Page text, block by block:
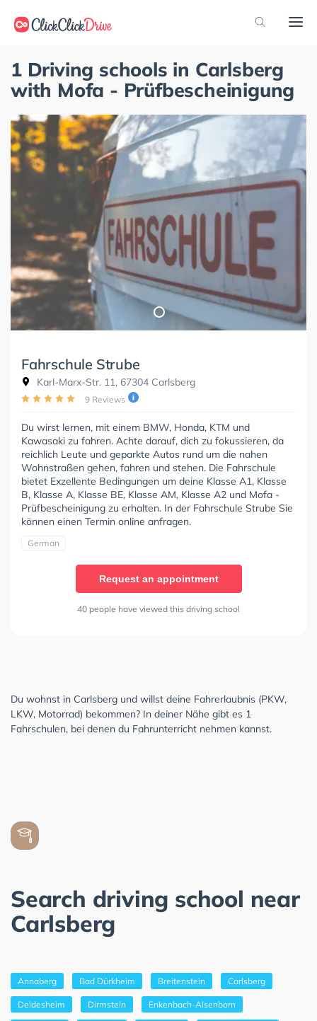
1 Driving schools in Carlsberg
with Mofa - Prüfbescheinigung
Fahrschule Strube
Karl-Marx-Str. 11, 67304 Carlsberg
9 Reviews
Du wirst lernen, mit einem BMW, Honda, KTM und
Kawasaki zu fahren. Achte darauf, dich zu fokussieren, da
reichlich Leute und geparkte Autos rund um die nahen
Wohnstraßen gehen, fahren und stehen. Die Fahrschule
bietet Exzellente Bedingungen um deine Klasse A1, Klasse
B, Klasse A, Klasse BE, Klasse AM, Klasse A2 und Mofa -
Prüfbescheinigung zu erhalten. In der Fahrschule Strube Sie
können einen Termin online anfragen.
German
Request an appointment
40 people have viewed this driving school
Du wohnst in Carlsberg und willst deine Fahrerlaubnis (PKW,
LKW, Motorrad) bekommen? In deiner Nähe gibt es 1
Fahrschulen, bei denen du Fahrunterricht nehmen kannst.
Search driving school near
Carlsberg
Annaberg Bad Dürkheim Breitenstein Carlsberg
Deidesheim Dirmstein Enkenbach-Alsenborn